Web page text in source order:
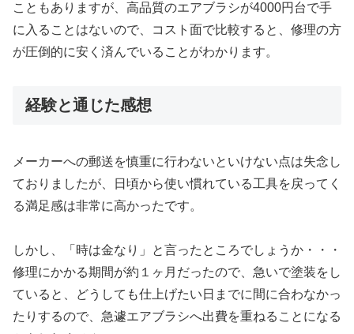
こともありますが、高品質のエアブラシが4000円台で手
に入ることはないので、コスト面で比較すると、修理の方
が圧倒的に安く済んでいることがわかります。
経験と通じた感想
メーカーへの郵送を慎重に行わないといけない点は失念し
ておりましたが、日頃から使い慣れている工具を戻ってく
る満足感は非常に高かったです。
しかし、「時は金なり」と言ったところでしょうか・・・
修理にかかる期間が約１ヶ月だったので、急いで塗装をし
ていると、どうしても仕上げたい日までに間に合わなかっ
たりするので、急遽エアブラシへ出費を重ねることになる